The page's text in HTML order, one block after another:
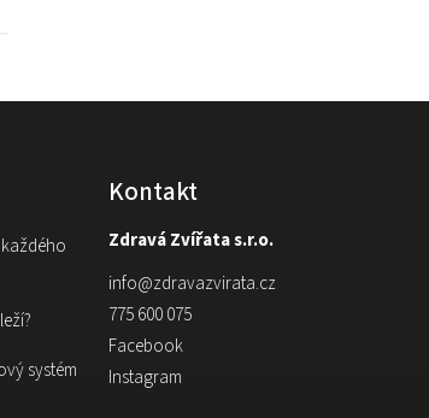
systém
Kontakt
Zdravá Zvířata s.r.o.
info@zdravazvirata.cz
775 600 075
Facebook
Instagram